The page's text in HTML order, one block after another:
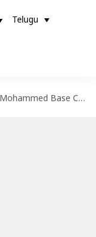
Telugu
Camp: జైషే మహమ్మద్ కేంద్రాలను మట్టుబెట్టిన ఇండియన్ ఆర్మీ